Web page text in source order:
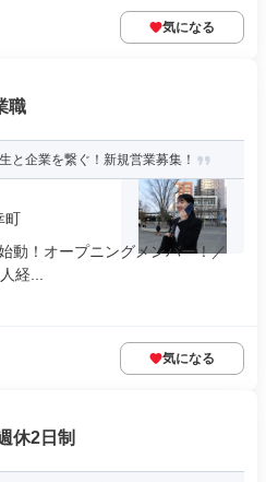
気になる
職
と企業を繋ぐ！新規営業募集！
町
動！オープニングメンバー！／
経...
気になる
休2日制